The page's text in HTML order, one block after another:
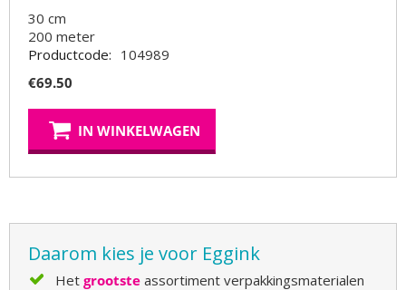
30 cm
200 meter
Productcode: 104989
€69.50
IN WINKELWAGEN
Daarom kies je voor Eggink
Het grootste assortiment verpakkingsmaterialen